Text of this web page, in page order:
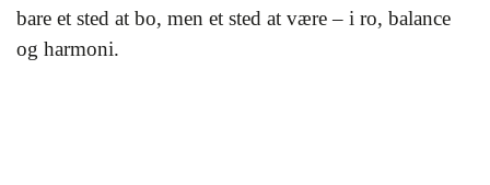
bare et sted at bo, men et sted at være – i ro, balance
og harmoni.